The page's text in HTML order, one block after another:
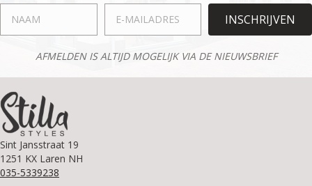
de
productpagina
INSCHRIJVEN
AFMELDEN IS ALTIJD MOGELIJK VIA DE NIEUWSBRIEF
Sint Jansstraat 19
1251 KX Laren NH
035-5339238